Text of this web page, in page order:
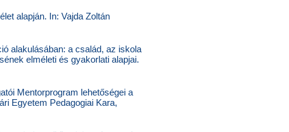
alapján. In: Vajda Zoltán
alakulásában: a család, az iskola
elméleti és gyakorlati alapjai.
Mentorprogram lehetőségei a
Egyetem Pedagogiai Kara,